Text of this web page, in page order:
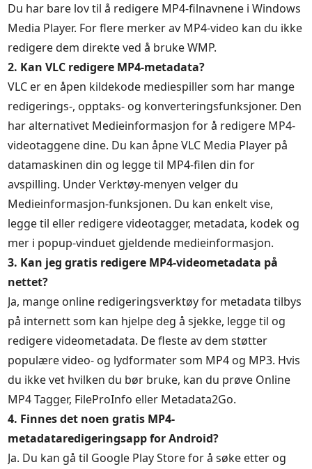
Du har bare lov til å redigere MP4-filnavnene i Windows
Media Player. For flere merker av MP4-video kan du ikke
redigere dem direkte ved å bruke WMP.
2. Kan VLC redigere MP4-metadata?
VLC er en åpen kildekode mediespiller som har mange
redigerings-, opptaks- og konverteringsfunksjoner. Den
har alternativet Medieinformasjon for å redigere MP4-
videotaggene dine. Du kan åpne VLC Media Player på
datamaskinen din og legge til MP4-filen din for
avspilling. Under Verktøy-menyen velger du
Medieinformasjon-funksjonen. Du kan enkelt vise,
legge til eller redigere videotagger, metadata, kodek og
mer i popup-vinduet gjeldende medieinformasjon.
3. Kan jeg gratis redigere MP4-videometadata på
nettet?
Ja, mange online redigeringsverktøy for metadata tilbys
på internett som kan hjelpe deg å sjekke, legge til og
redigere videometadata. De fleste av dem støtter
populære video- og lydformater som MP4 og MP3. Hvis
du ikke vet hvilken du bør bruke, kan du prøve Online
MP4 Tagger, FileProInfo eller Metadata2Go.
4. Finnes det noen gratis MP4-
metadataredigeringsapp for Android?
Ja. Du kan gå til Google Play Store for å søke etter og